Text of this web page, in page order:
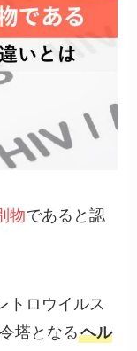
物であると認
トロウイルス
塔となるヘル